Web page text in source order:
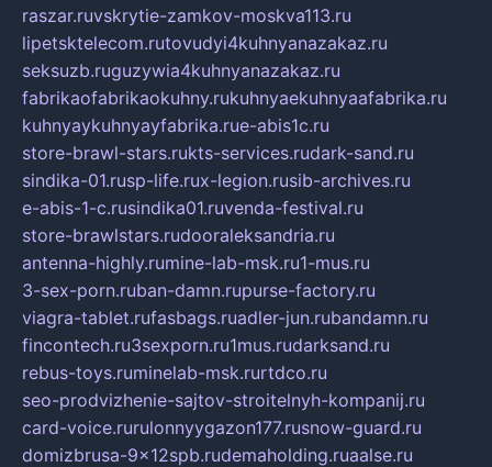
raszar.ruvskrytie-zamkov-moskva113.ru
lipetsktelecom.rutovudyi4kuhnyanazakaz.ru
seksuzb.ruguzywia4kuhnyanazakaz.ru
fabrikaofabrikaokuhny.rukuhnyaekuhnyaafabrika.ru
kuhnyaykuhnyayfabrika.rue-abis1c.ru
store-brawl-stars.rukts-services.rudark-sand.ru
sindika-01.rusp-life.rux-legion.rusib-archives.ru
e-abis-1-c.rusindika01.ruvenda-festival.ru
store-brawlstars.rudooraleksandria.ru
antenna-highly.rumine-lab-msk.ru1-mus.ru
3-sex-porn.ruban-damn.rupurse-factory.ru
viagra-tablet.rufasbags.ruadler-jun.rubandamn.ru
fincontech.ru3sexporn.ru1mus.rudarksand.ru
rebus-toys.ruminelab-msk.rurtdco.ru
seo-prodvizhenie-sajtov-stroitelnyh-kompanij.ru
card-voice.rurulonnyygazon177.rusnow-guard.ru
domizbrusa-9x12spb.rudemaholding.ruaalse.ru